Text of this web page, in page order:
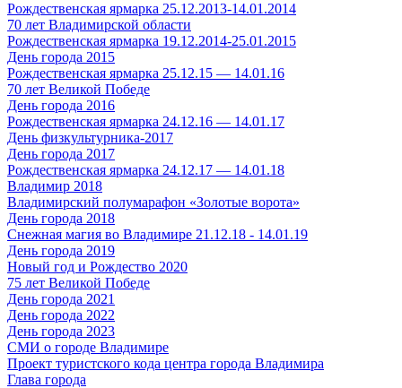
Рождественская ярмарка 25.12.2013-14.01.2014
70 лет Владимирской области
Рождественская ярмарка 19.12.2014-25.01.2015
День города 2015
Рождественская ярмарка 25.12.15 — 14.01.16
70 лет Великой Победе
День города 2016
Рождественская ярмарка 24.12.16 — 14.01.17
День физкультурника-2017
День города 2017
Рождественская ярмарка 24.12.17 — 14.01.18
Владимир 2018
Владимирский полумарафон «Золотые ворота»
День города 2018
Снежная магия во Владимире 21.12.18 - 14.01.19
День города 2019
Новый год и Рождество 2020
75 лет Великой Победе
День города 2021
День города 2022
День города 2023
СМИ о городе Владимире
Проект туристского кода центра города Владимира
Глава города